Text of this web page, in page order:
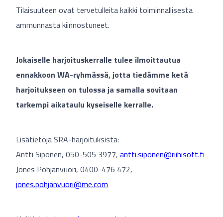
Tilaisuuteen ovat tervetulleita kaikki toiminnallisesta
ammunnasta kiinnostuneet.
Jokaiselle harjoituskerralle tulee ilmoittautua
ennakkoon WA-ryhmässä, jotta tiedämme ketä
harjoitukseen on tulossa ja samalla sovitaan
tarkempi aikataulu kyseiselle kerralle.
Lisätietoja SRA-harjoituksista:
Antti Siponen, 050-505 3977,antti.siponen@riihisoft.fi
Jones Pohjanvuori, 0400-476 472,
jones.pohjanvuori@me.com